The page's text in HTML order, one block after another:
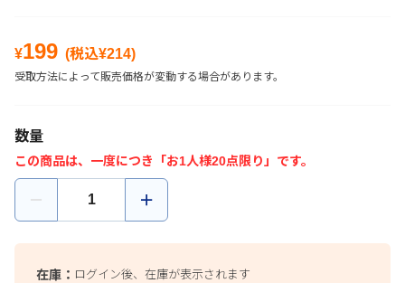
¥199 (税込¥214)
受取方法によって販売価格が変動する場合があります。
数量
この商品は、一度につき「お1人様20点限り」です。
在庫： ログイン後、在庫が表示されます